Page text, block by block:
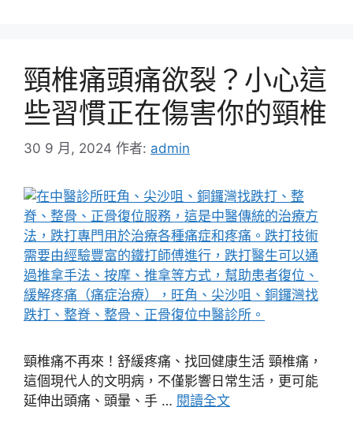
頸椎痛頭痛欲裂？小心這
些習慣正在傷害你的頸椎
30 9 月, 2024 作者: admin
頸椎痛不再來！舒緩疼痛、找回健康生活 頸椎痛，
這個現代人的文明病，不僅影響日常生活，更可能
延伸出頭痛、頭暈、手 … 閱讀全文